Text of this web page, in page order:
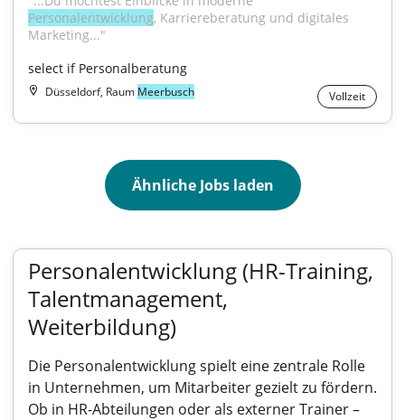
Personalentwicklung, Karriereberatung und digitales
Marketing..."
select if Personalberatung
Düsseldorf, Raum Meerbusch Vollzeit
Ähnliche Jobs laden
Personalentwicklung (HR-Training,
Talentmanagement,
Weiterbildung)
Die Personalentwicklung spielt eine zentrale Rolle
in Unternehmen, um Mitarbeiter gezielt zu fördern.
Ob in HR-Abteilungen oder als externer Trainer –